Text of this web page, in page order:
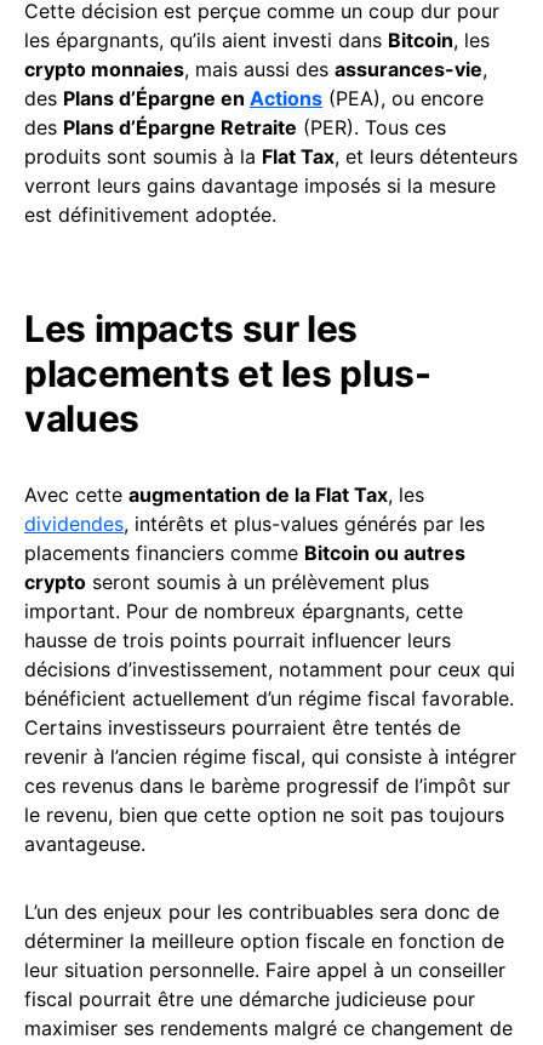
Cette décision est perçue comme un coup dur pour
les épargnants, qu’ils aient investi dans Bitcoin, les
crypto monnaies, mais aussi des assurances-vie,
des Plans d’Épargne en Actions (PEA), ou encore
des Plans d’Épargne Retraite (PER). Tous ces
produits sont soumis à la Flat Tax, et leurs détenteurs
verront leurs gains davantage imposés si la mesure
est définitivement adoptée.
Les impacts sur les
placements et les plus-
values
Avec cette augmentation de la Flat Tax, les
dividendes, intérêts et plus-values générés par les
placements financiers comme Bitcoin ou autres
crypto seront soumis à un prélèvement plus
important. Pour de nombreux épargnants, cette
hausse de trois points pourrait influencer leurs
décisions d’investissement, notamment pour ceux qui
bénéficient actuellement d’un régime fiscal favorable.
Certains investisseurs pourraient être tentés de
revenir à l’ancien régime fiscal, qui consiste à intégrer
ces revenus dans le barème progressif de l’impôt sur
le revenu, bien que cette option ne soit pas toujours
avantageuse.
L’un des enjeux pour les contribuables sera donc de
déterminer la meilleure option fiscale en fonction de
leur situation personnelle. Faire appel à un conseiller
fiscal pourrait être une démarche judicieuse pour
maximiser ses rendements malgré ce changement de